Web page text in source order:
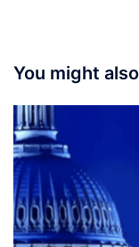
You might